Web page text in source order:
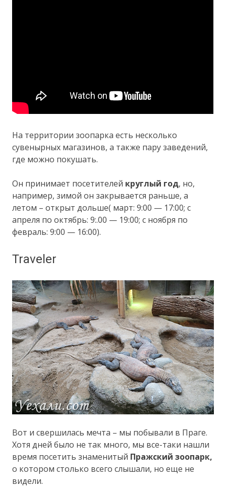
На территории зоопарка есть несколько
сувенырных магазинов, а также пару заведений,
где можно покушать.
Он принимает посетителей круглый год, но,
например, зимой он закрывается раньше, а
летом – открыт дольше( март: 9:00 — 17:00; с
апреля по октябрь: 9:.00 — 19:00; с ноября по
февраль: 9:00 — 16:00).
Traveler
Вот и свершилась мечта – мы побывали в Праге.
Хотя дней было не так много, мы все-таки нашли
время посетить знаменитый Пражский зоопарк,
о котором столько всего слышали, но еще не
видели.